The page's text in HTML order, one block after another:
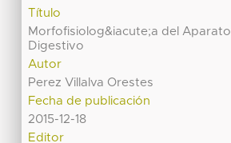
Título
Morfofisiolog&iacute;a del Aparato
Digestivo
Autor
Perez Villalva Orestes
Fecha de publicación
2015-12-18
Editor